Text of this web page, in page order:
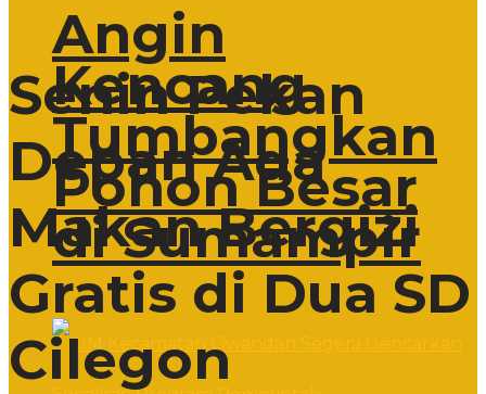
Angin
Kencang
Tumbangkan
Pohon Besar
di Sumampir
Senin Pekan
Depan Ada
Makan Bergizi
Gratis di Dua SD
Cilegon